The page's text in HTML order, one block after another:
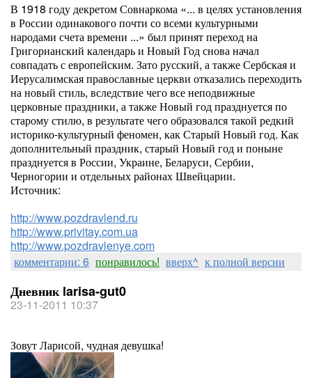
В 1918 году декретом Совнаркома «... в целях установления
в России одинакового почти со всеми культурными
народами счета времени ...» был принят переход на
Григорианский календарь и Новый Год снова начал
совпадать с европейским. Зато русский, а также Сербская и
Иерусалимская православные церкви отказались переходить
на новый стиль, вследствие чего все неподвижные
церковные праздники, а также Новый год празднуется по
старому стилю, в результате чего образовался такой редкий
историко-культурный феномен, как Старый Новый год. Как
дополнительный праздник, старый Новый год и поныне
празднуется в России, Украине, Беларуси, Сербии,
Черногории и отдельных районах Швейцарии.
Источник:
http://www.pozdravlend.ru
http://www.privitay.com.ua
http://www.pozdravlenye.com
комментарии: 6 понравилось! вверх^ к полной версии
Дневник larisa-gut0
23-11-2011 10:37
Зовут Ларисой, чудная девушка!